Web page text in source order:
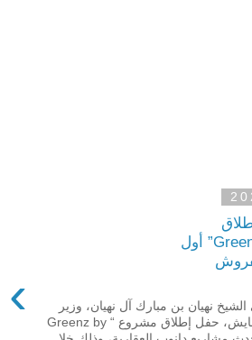
مشروع “Greenz by Danube” أول
›
نهيان بن مبارك آل نهيان، وزير
التسامح والتعايش، حفل إطلاق مشروع “ Greenz by